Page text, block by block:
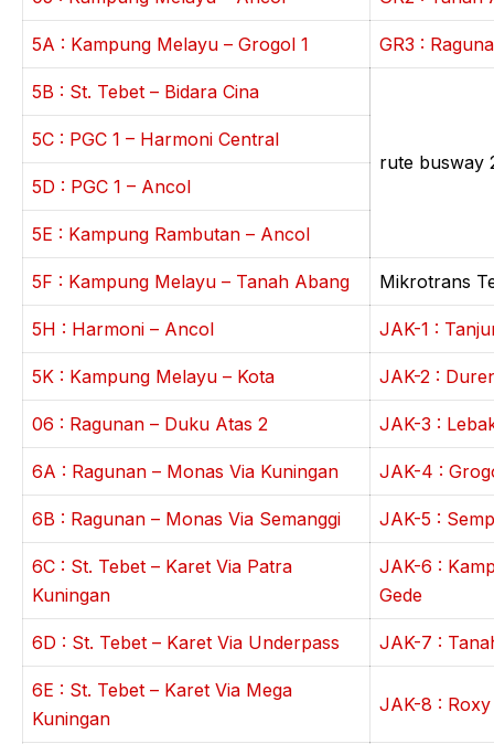
5A : Kampung Melayu – Grogol 1 GR3 :
5B : St. Tebet – Bidara Cina
rute busway
5C : PGC 1 – Harmoni Central
5D : PGC 1 – Ancol
5E : Kampung Rambutan – Ancol
5F : Kampung Melayu – Tanah Abang Mikrotrans
5H : Harmoni – Ancol JAK-1 :
5K : Kampung Melayu – Kota JAK-2 :
06 : Ragunan – Duku Atas 2 JAK-3 :
6A : Ragunan – Monas Via Kuningan JAK-4 :
6B : Ragunan – Monas Via Semanggi JAK-5 :
6C : St. Tebet – Karet Via Patra
Kuningan
JAK-6 :
Gede
6D : St. Tebet – Karet Via Underpass JAK-7 :
6E : St. Tebet – Karet Via Mega
Kuningan
JAK-8 :